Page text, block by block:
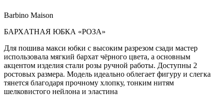
Barbino Maison
БАРХАТНАЯ ЮБКА «РОЗА»
Для пошива макси юбки с высоким разрезом сзади мастер
использовала мягкий бархат чёрного цвета, а основным
акцентом изделия стали розы ручной работы. Доступны 2
ростовых размера. Модель идеально облегает фигуру и слегка
тянется благодаря прочному хлопку, тонким нитям
шелковистого нейлона и эластина